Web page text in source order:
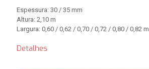
Espessura: 30 / 35 mm
Altura: 2,10 m
Largura: 0,60 / 0,62 / 0,70 / 0,72 / 0,80 / 0,82 m
Detalhes